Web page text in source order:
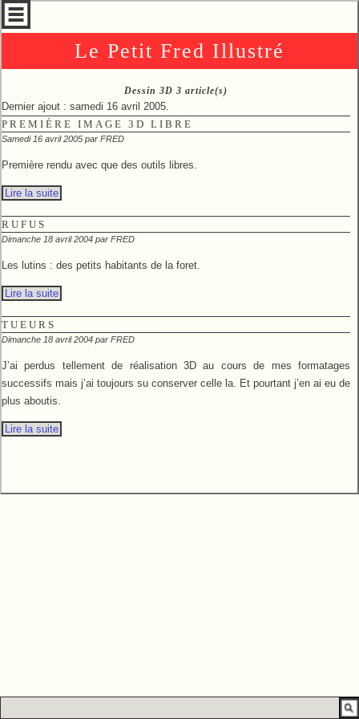
Le Petit Fred Illustré
Dessin 3D 3 article(s)
Dernier ajout : samedi 16 avril 2005.
PREMIÈRE IMAGE 3D LIBRE
Samedi 16 avril 2005 par FRED
Première rendu avec que des outils libres.
Lire la suite
RUFUS
Dimanche 18 avril 2004 par FRED
Les lutins : des petits habitants de la foret.
Lire la suite
TUEURS
Dimanche 18 avril 2004 par FRED
J’ai perdus tellement de réalisation 3D au cours de mes formatages
successifs mais j’ai toujours su conserver celle la. Et pourtant j’en ai eu de
plus aboutis.
Lire la suite